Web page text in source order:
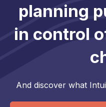
planning
in control
And discover what